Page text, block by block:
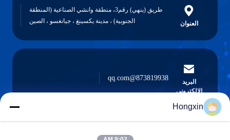
العنوان
طريق (ينهي) رقم3، منطقة وانشي الصناعية (المنطقة
الجنوبية) ، مدينة يكسينغ ، جيانغسو ، الصين
البريد
الإلكتروني
873819938@qq.com
Hongxin